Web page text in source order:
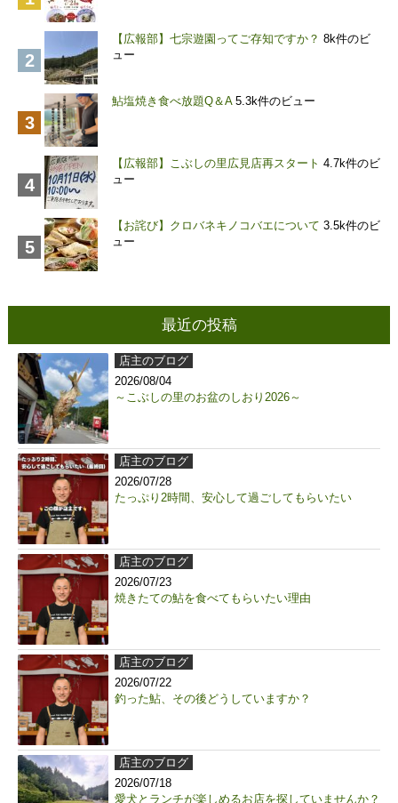
【広報部】七宗遊園ってご存知ですか？ 8k件のビ
ュー
鮎塩焼き食べ放題Q＆A 5.3k件のビュー
【広報部】こぶしの里広見店再スタート 4.7k件のビ
ュー
【お詫び】クロバネキノコバエについて 3.5k件のビ
ュー
最近の投稿
店主のブログ
2026/08/04
～こぶしの里のお盆のしおり2026～
店主のブログ
2026/07/28
たっぷり2時間、安心して過ごしてもらいたい
店主のブログ
2026/07/23
焼きたての鮎を食べてもらいたい理由
店主のブログ
2026/07/22
釣った鮎、その後どうしていますか？
店主のブログ
2026/07/18
愛犬とランチが楽しめるお店を探していませんか？